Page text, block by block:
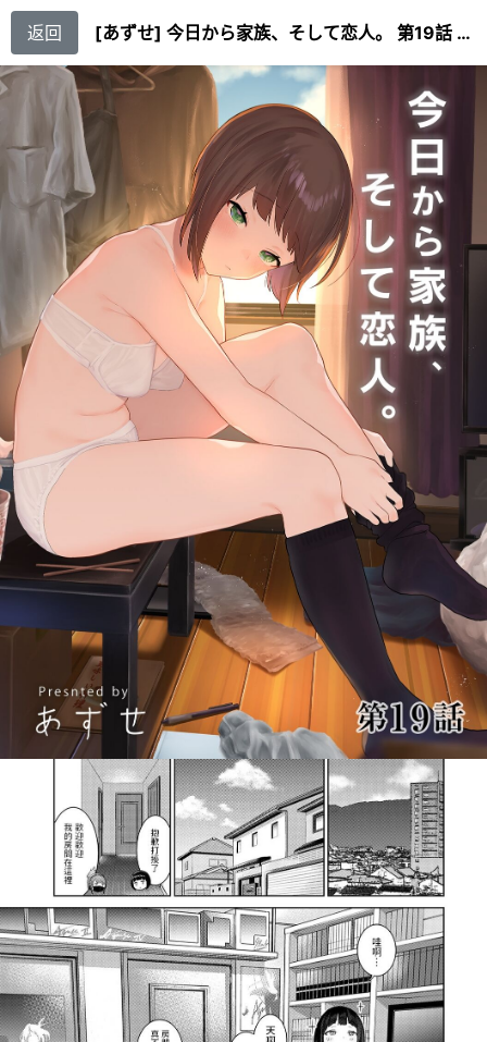
返回 [あずせ] 今日から家族、そして恋人。 第19話 (アナンガ・ランガ Vol.99) [中国翻訳]